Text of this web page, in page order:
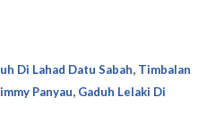
Di Lahad Datu Sabah Timbalan
Panyau Gaduh Lelaki Di